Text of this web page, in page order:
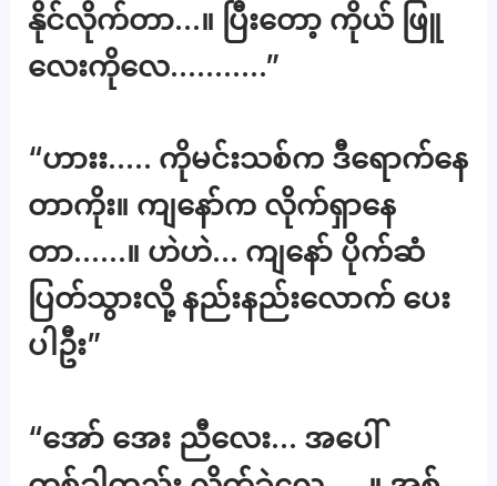
နိုင်လိုက်တာ…။ ပြီးတော့ ကိုယ် ဖြူ
လေးကိုလေ………..”
“ဟားး….. ကိုမင်းသစ်က ဒီရောက်နေ
တာကိုး။ ကျနော်က လိုက်ရှာနေ
တာ……။ ဟဲဟဲ… ကျနော် ပိုက်ဆံ
ပြတ်သွားလို့ နည်းနည်းလောက် ပေး
ပါဦး”
“အော် အေး ညီလေး… အပေါ်